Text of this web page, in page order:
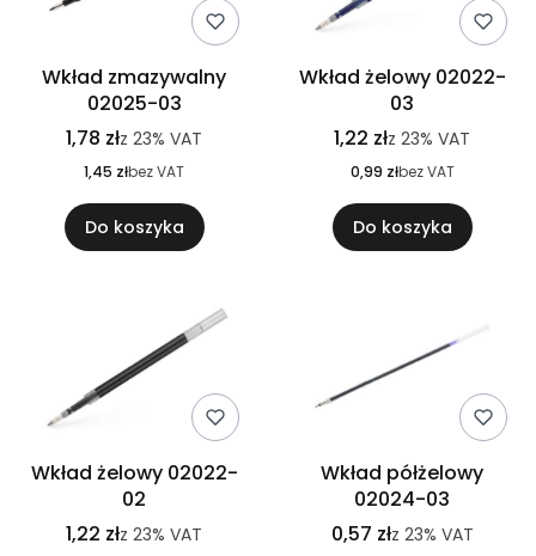
Wkład zmazywalny
02025-03
1,78 złz 23% VAT
1,45 złbez VAT
Do koszyka
Wkład żelowy 02022-
03
1,22 złz 23% VAT
0,99 złbez VAT
Do koszyka
Wkład żelowy 02022-
02
1,22 złz 23% VAT
Wkład półżelowy
02024-03
0,57 złz 23% VAT